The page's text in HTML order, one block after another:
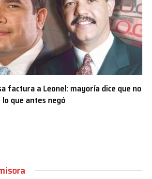
factura a Leonel: mayoría dice que no
que antes negó